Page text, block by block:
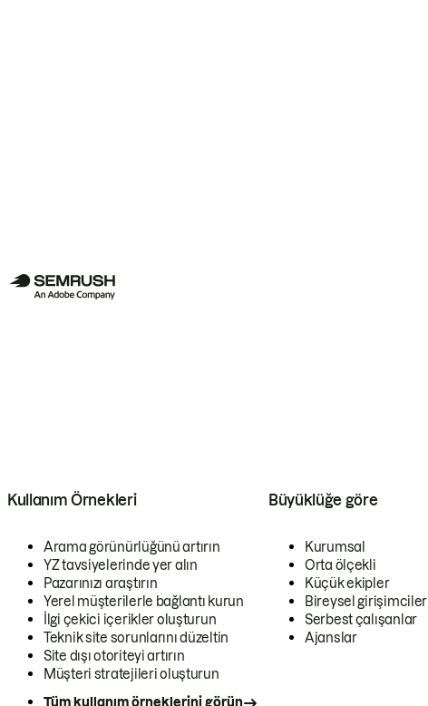
Kullanım Örnekleri
Arama görünürlüğünü artırın
YZ tavsiyelerinde yer alın
Pazarınızı araştırın
Yerel müşterilerle bağlantı kurun
İlgi çekici içerikler oluşturun
Teknik site sorunlarını düzeltin
Site dışı otoriteyi artırın
Müşteri stratejileri oluşturun
Tüm kullanım örneklerini görün
Büyüklüğe göre
Kurumsal
Orta ölçekli
Küçük ekipler
Bireysel girişimciler
Serbest çalışanlar
Ajanslar